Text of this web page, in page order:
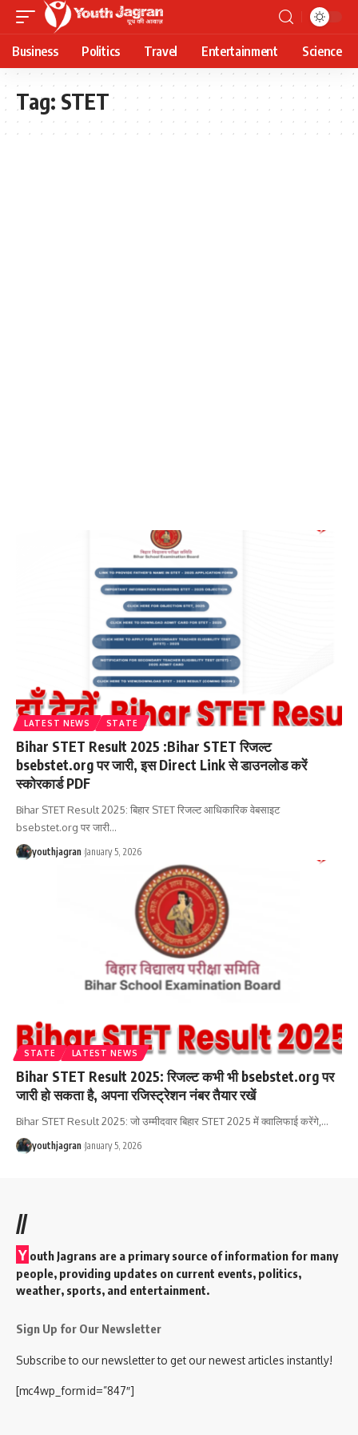
Business Politics Travel Entertainment Science
Tag: STET
LATEST NEWS STATE
Bihar STET Result 2025 :Bihar STET रिजल्ट
bsebstet.org पर जारी, इस Direct Link से डाउनलोड करें
स्कोरकार्ड PDF
Bihar STET Result 2025: बिहार STET रिजल्ट आधिकारिक वेबसाइट
bsebstet.org पर जारी…
youthjagran January 5, 2026
STATE LATEST NEWS
Bihar STET Result 2025: रिजल्ट कभी भी bsebstet.org पर
जारी हो सकता है, अपना रजिस्ट्रेशन नंबर तैयार रखें
Bihar STET Result 2025: जो उम्मीदवार बिहार STET 2025 में क्वालिफाई करेंगे, …
youthjagran January 5, 2026
//
Y outh Jagrans are a primary source of information for many
people, providing updates on current events, politics,
weather, sports, and entertainment.
Sign Up for Our Newsletter
Subscribe to our newsletter to get our newest articles instantly!
[mc4wp_form id=”847″]